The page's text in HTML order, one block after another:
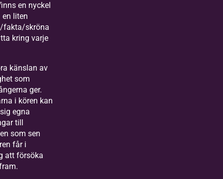
en nyckel
liten
fakta/skröna
kring varje
känslan av
som
ger.
i kören kan
egna
till
som sen
får i
att försöka